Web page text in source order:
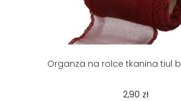
Organza na rolce tkanina tiul
2,90 zł